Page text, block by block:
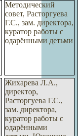
Методический
совет, Расторгуева
Г.С., зам. директора,
куратор работы с
одарёнными детьми
Жихарева Л.А.,
директор,
Расторгуева Г.С.,
зам. директора,
куратор работы с
одарёнными